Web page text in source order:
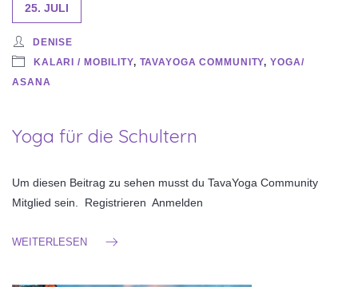
25. JULI
DENISE
KALARI / MOBILITY, TAVAYOGA COMMUNITY,YOGA/
ASANA
Yoga für die Schultern
Um diesen Beitrag zu sehen musst du TavaYoga Community
Mitglied sein. Registrieren Anmelden
WEITERLESEN